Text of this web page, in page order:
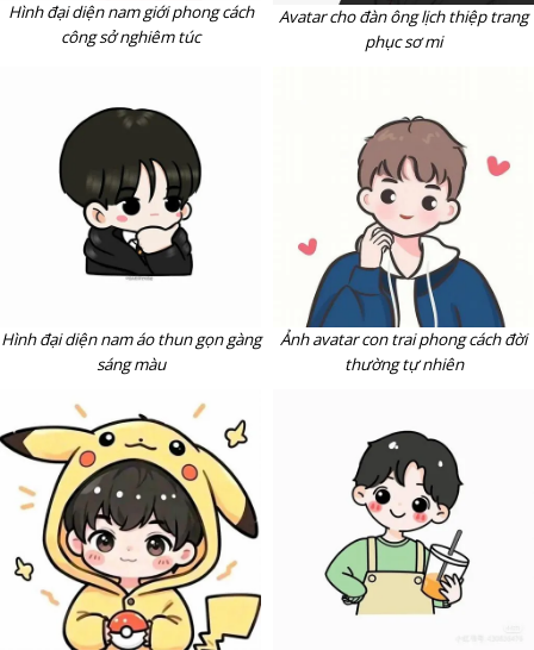
Hình đại diện nam giới phong cách
công sở nghiêm túc
Avatar cho đàn ông lịch thiệp trang
phục sơ mi
Hình đại diện nam áo thun gọn gàng
sáng màu
Ảnh avatar con trai phong cách đời
thường tự nhiên